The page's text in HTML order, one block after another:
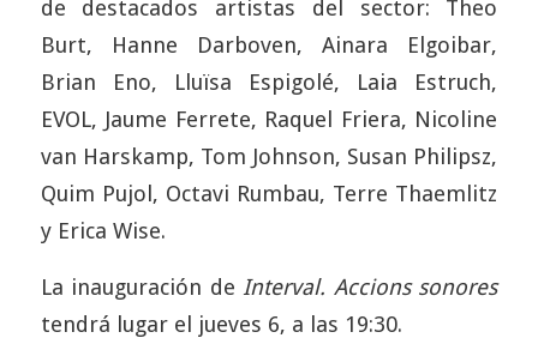
de destacados artistas del sector: Theo
Burt, Hanne Darboven, Ainara Elgoibar,
Brian Eno, Lluïsa Espigolé, Laia Estruch,
EVOL, Jaume Ferrete, Raquel Friera, Nicoline
van Harskamp, Tom Johnson, Susan Philipsz,
Quim Pujol, Octavi Rumbau, Terre Thaemlitz
y Erica Wise.
La inauguración de Interval. Accions sonores
tendrá lugar el jueves 6, a las 19:30.